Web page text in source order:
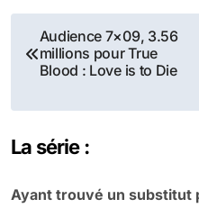
Navigation
de
l’article
Audience 7×09, 3.56
millions pour True
Blood : Love is to Die
La série :
Ayant trouvé un substitut